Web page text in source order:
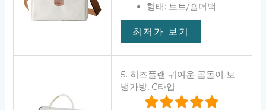
형태: 토트/숄더백
최저가 보기
5. 히즈플랜 귀여운 곰돌이 보
냉가방, C타입